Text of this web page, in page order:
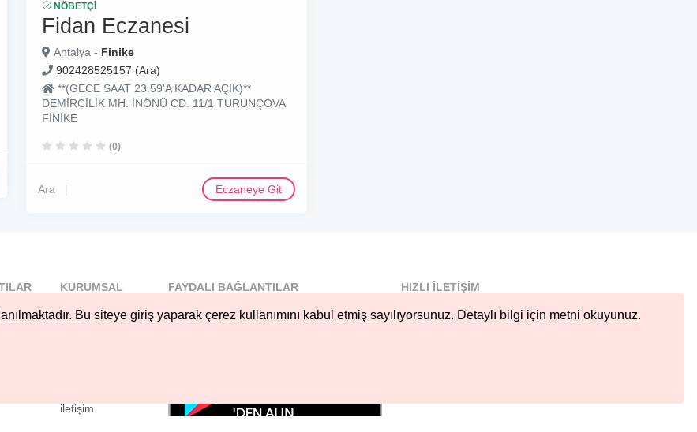
Bu siteye giriş yaparak çerez kullanımını kabul etmiş sayılıyorsunuz. Detaylı bilgi için metni okuyunuz.
NÖBETÇI
Fidan Eczanesi
Antalya - Finike
902428525157 (Ara)
**(GECE SAAT 23.59'A KADAR AÇIK)**
DEMİRCİLİK MH. İNÖNÜ CD. 11/1 TURUNÇOVA
FİNİKE
(0)
Ara Eczaneye Git
KURUMSAL
Hakkımızda
iletişim
FAYDALI BAĞLANTILAR
HIZLI İLETIŞIM